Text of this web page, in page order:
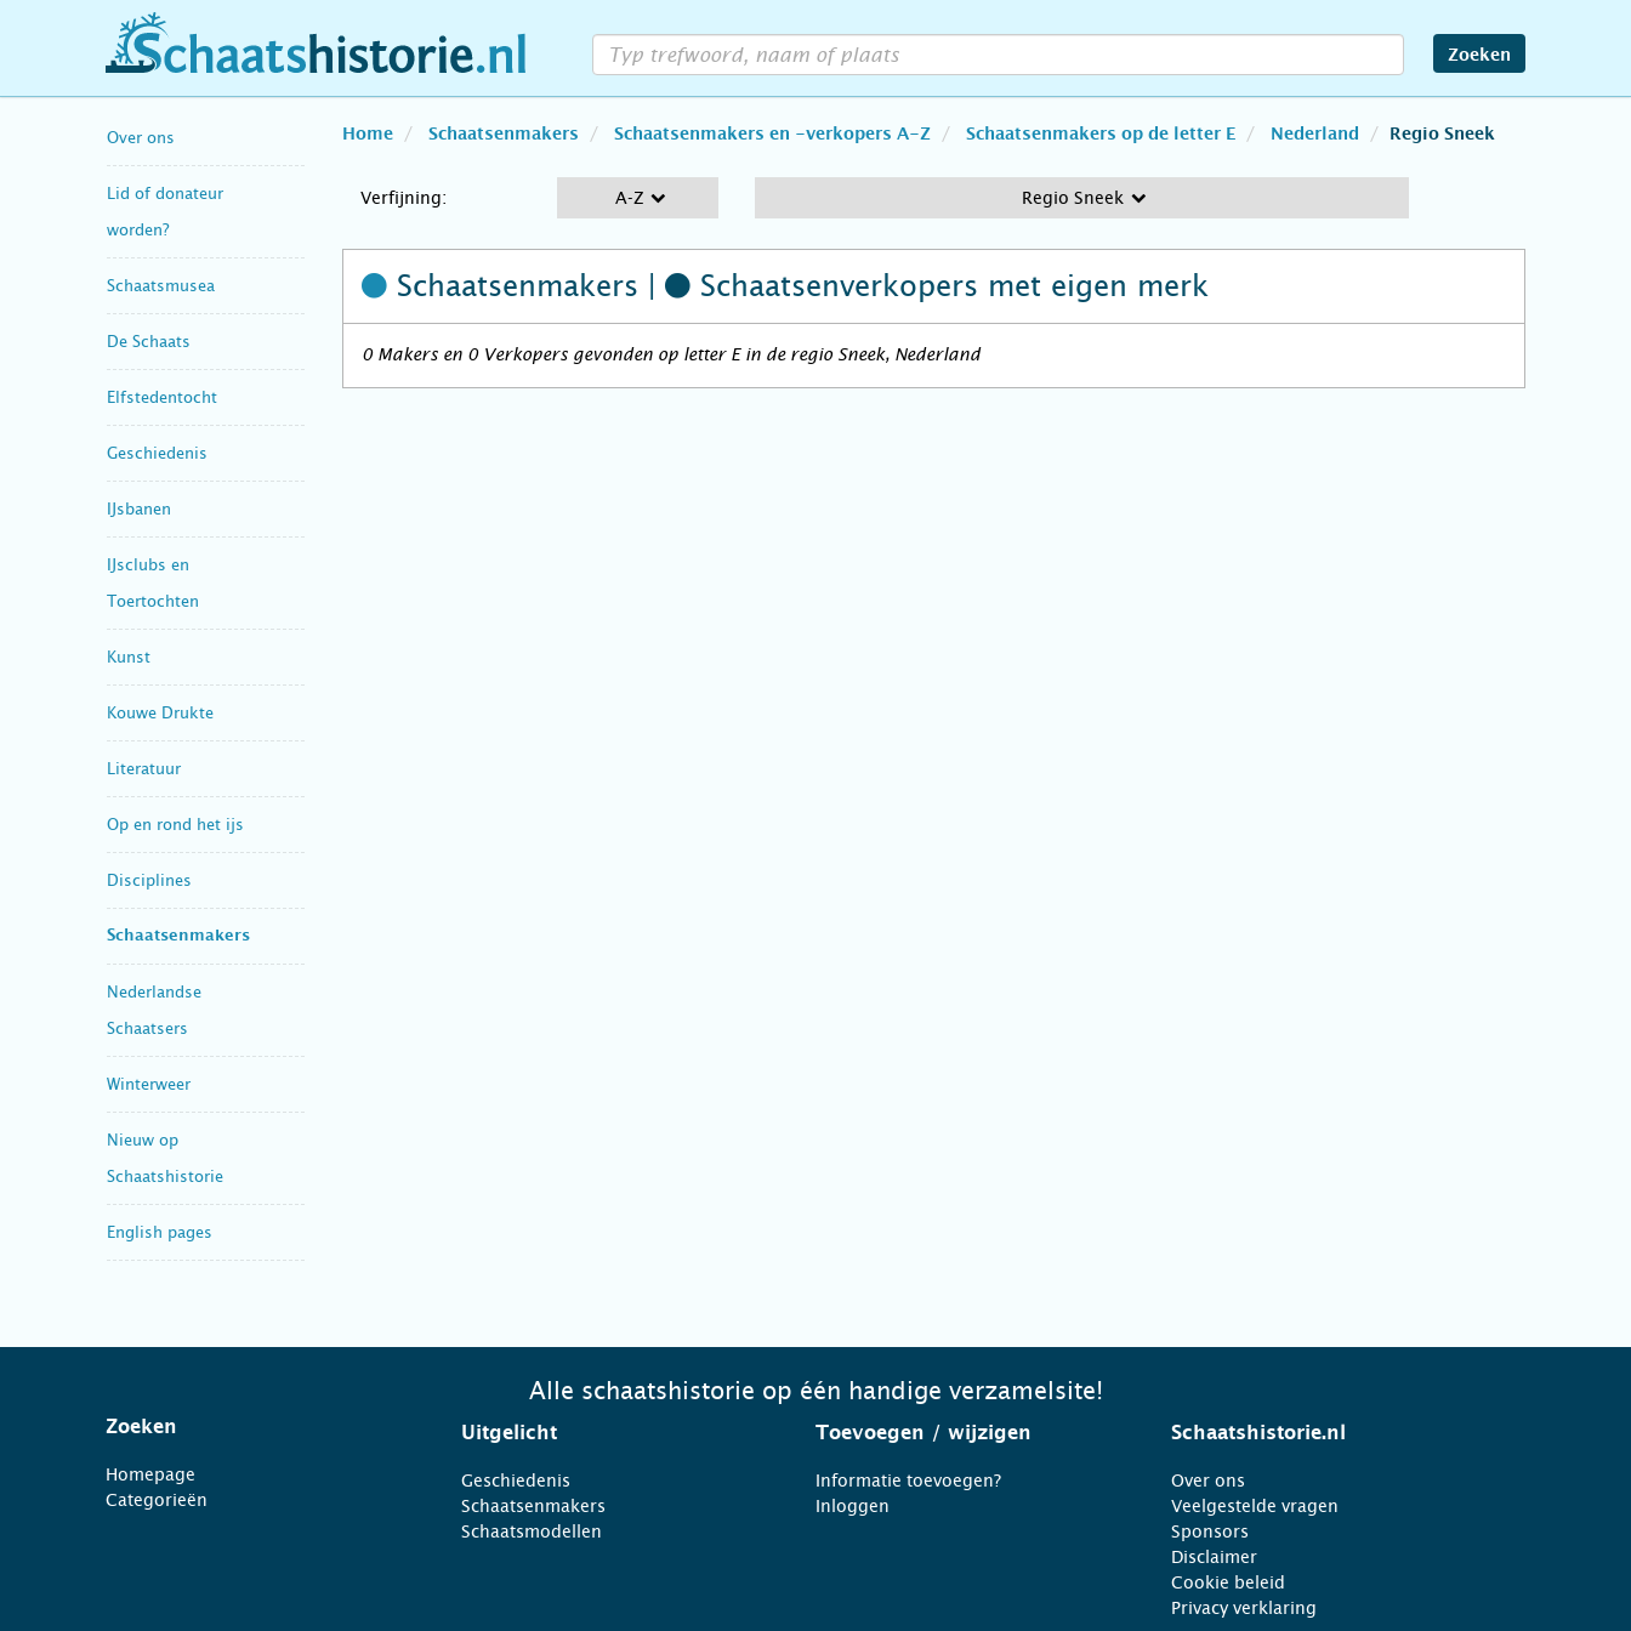
schaatshistorie.nl Zoeken
Over ons
Lid of donateur
worden?
Schaatsmusea
De Schaats
Elfstedentocht
Geschiedenis
IJsbanen
IJsclubs en
Toertochten
Kunst
Kouwe Drukte
Literatuur
Op en rond het ijs
Disciplines
Schaatsenmakers
Nederlandse
Schaatsers
Winterweer
Nieuw op
Schaatshistorie
English pages
Home Schaatsenmakers Schaatsenmakers en -verkopers A-Z Schaatsenmakers op de letter E Nederland Regio Sneek
Verfijning: A-Z Regio Sneek
Schaatsenmakers | Schaatsenverkopers met eigen merk
0 Makers en 0 Verkopers gevonden op letter E in de regio Sneek, Nederland
Alle schaatshistorie op één handige verzamelsite!
Zoeken
Homepage
Categorieën
Uitgelicht
Geschiedenis
Schaatsenmakers
Schaatsmodellen
Toevoegen / wijzigen
Informatie toevoegen?
Inloggen
Schaatshistorie.nl
Over ons
Veelgestelde vragen
Sponsors
Disclaimer
Cookie beleid
Privacy verklaring